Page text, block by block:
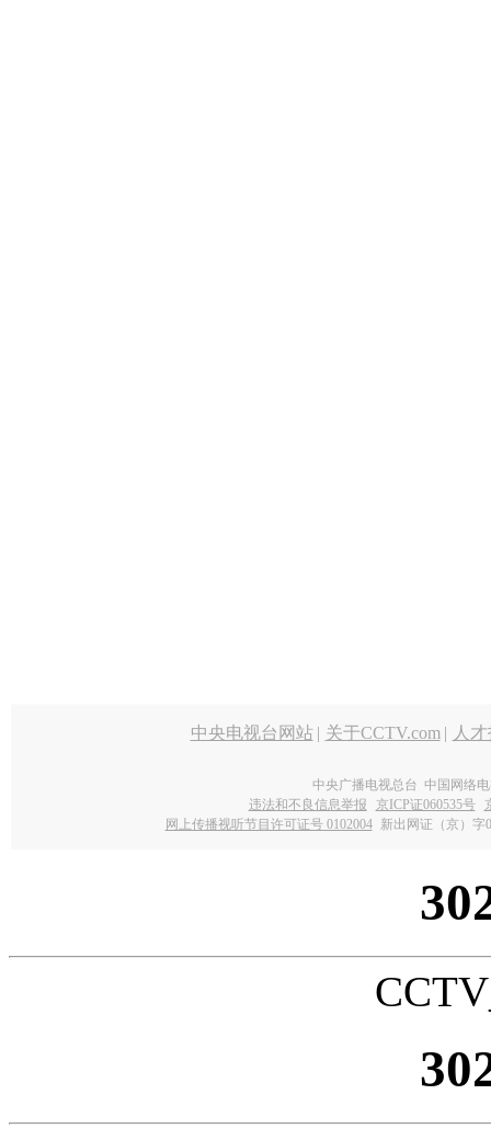
中央电视台网站 | 关于CCTV.com | 人
中央广播电视总台 中国网络
违法和不良信息举报
京ICP证060535号
网上传播视听节目许可证号 0102004 新出网证（京）